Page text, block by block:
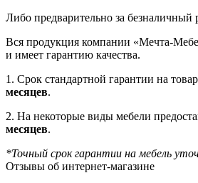
Либо предварительно за безналичный
Вся продукция компании «Мечта-
и имеет гарантию качества.
1. Срок стандартной гарантии на товар
месяцев.
2. На некоторые виды мебели
месяцев.
*Точный срок гарантии на мебель
Отзывы об интернет-магазине